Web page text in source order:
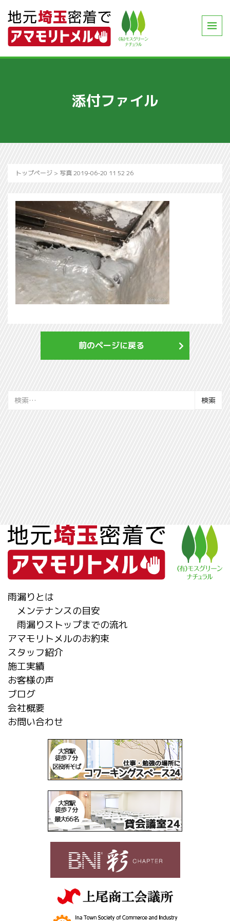
添付ファイル
トップページ > 写真 2019-06-20 11 52 26
前のページに戻る
検
雨漏りとは
メンテナンスの目安
雨漏りストップまでの流れ
アマモリトメルのお約束
スタッフ紹介
施工実績
お客様の声
ブログ
会社概要
お問い合わせ